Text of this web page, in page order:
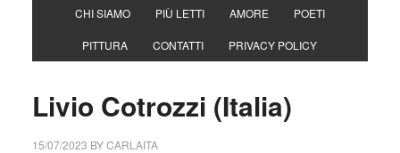
CHI SIAMO PIÙ LETTI AMORE POETI
PITTURA CONTATTI PRIVACY POLICY
Livio Cotrozzi (Italia)
15/07/2023 BYCARLAITA